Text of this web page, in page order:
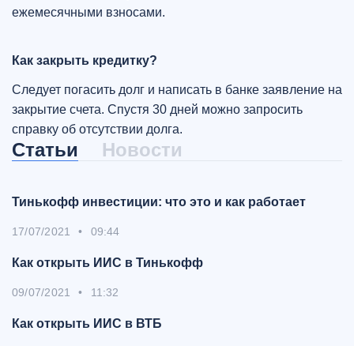
ежемесячными взносами.
Как закрыть кредитку?
Следует погасить долг и написать в банке заявление на
закрытие счета. Спустя 30 дней можно запросить
справку об отсутствии долга.
Статьи Новости
Тинькофф инвестиции: что это и как работает
17/07/2021 • 09:44
Как открыть ИИС в Тинькофф
09/07/2021 • 11:32
Как открыть ИИС в ВТБ